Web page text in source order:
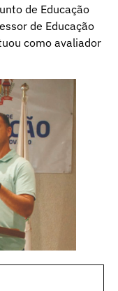
de Educação
de Educação
como avaliador